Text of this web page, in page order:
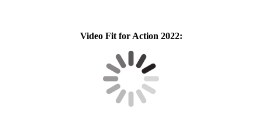
Video Fit for Action 2022: